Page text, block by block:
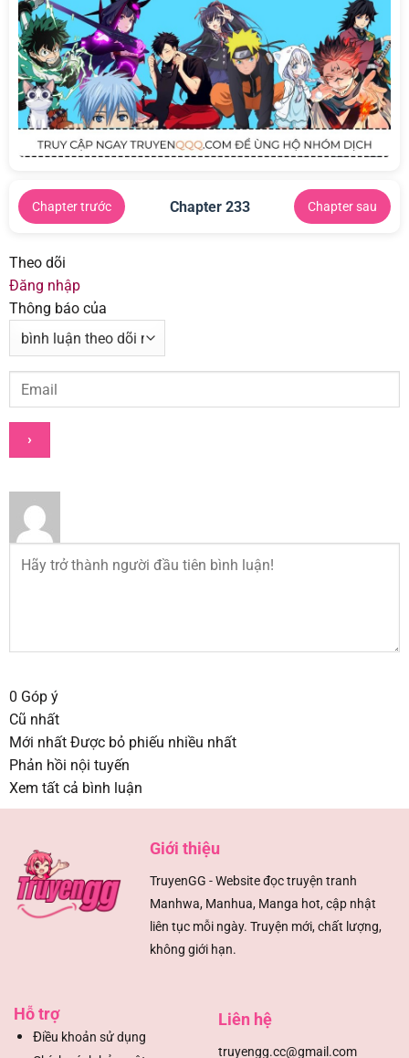
Chapter trước Chapter 233 Chapter sau
Theo dõi
Đăng nhập
Thông báo của
0 Góp ý
Cũ nhất
Mới nhất Được bỏ phiếu nhiều nhất
Phản hồi nội tuyến
Xem tất cả bình luận
Giới thiệu
TruyenGG - Website đọc truyện tranh
Manhwa, Manhua, Manga hot, cập nhật
liên tục mỗi ngày. Truyện mới, chất lượng,
không giới hạn.
Hỗ trợ
Điều khoản sử dụng
Liên hệ
truyengg.cc@gmail.com